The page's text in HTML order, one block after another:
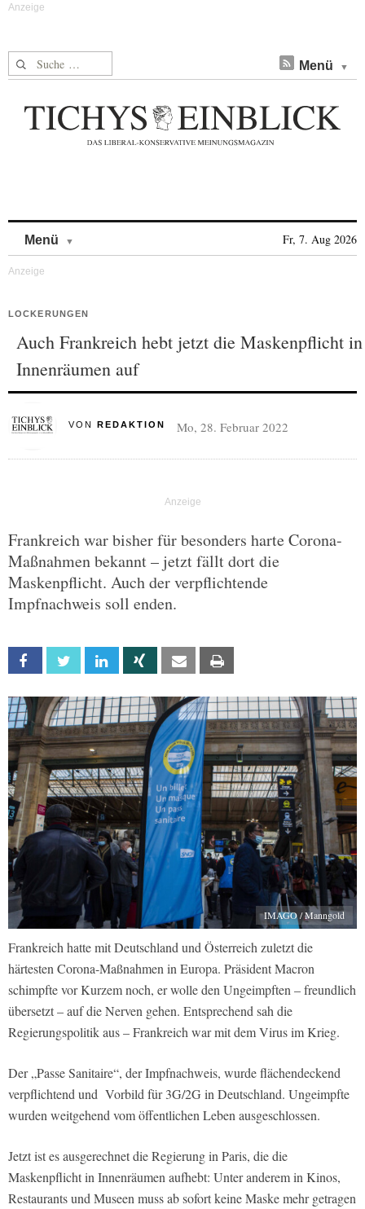
Suche nach: Menü
Menü Fr, 7. Aug 2026
LOCKERUNGEN
Auch Frankreich hebt jetzt die Maskenpflicht in
Innenräumen auf
VON REDAKTION Mo, 28. Februar 2022
Frankreich war bisher für besonders harte Corona-
Maßnahmen bekannt – jetzt fällt dort die
Maskenpflicht. Auch der verpflichtende
Impfnachweis soll enden.
Facebook Twitter Linkedin Xing Email
IMAGO / Manngold
Frankreich hatte mit Deutschland und Österreich zuletzt die
härtesten Corona-Maßnahmen in Europa. Präsident Macron
schimpfte vor Kurzem noch, er wolle den Ungeimpften – freundlich
übersetzt – auf die Nerven gehen. Entsprechend sah die
Regierungspolitik aus – Frankreich war mit dem Virus im Krieg.
Der „Passe Sanitaire“, der Impfnachweis, wurde flächendeckend
verpflichtend und Vorbild für 3G/2G in Deutschland. Ungeimpfte
wurden weitgehend vom öffentlichen Leben ausgeschlossen.
Jetzt ist es ausgerechnet die Regierung in Paris, die die
Maskenpflicht in Innenräumen aufhebt: Unter anderem in Kinos,
Restaurants und Museen muss ab sofort keine Maske mehr getragen